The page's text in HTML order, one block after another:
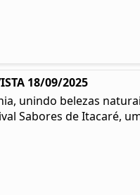
18/09/2025
unindo belezas
Sabores de Itacaré,